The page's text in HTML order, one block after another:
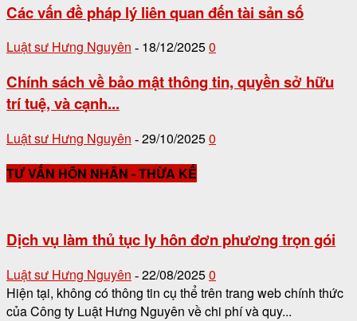
Các vấn đề pháp lý liên quan đến tài sản số
Luật sư Hưng Nguyên - 18/12/20250
Chính sách về bảo mật thông tin, quyền sở hữu
trí tuệ, và cạnh...
Luật sư Hưng Nguyên - 29/10/20250
TƯ VẤN HÔN NHÂN - THỪA KẾ
Dịch vụ làm thủ tục ly hôn đơn phương trọn gói
Luật sư Hưng Nguyên - 22/08/20250
Hiện tại, không có thông tin cụ thể trên trang web chính thức
của Công ty Luật Hưng Nguyên về chi phí và quy...